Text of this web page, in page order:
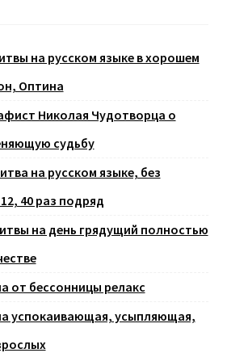
на русском языке в хорошем
Оптина
Николая Чудотворца о
судьбу
на русском языке, без
40 раз подряд
на день грядущий полностью
от бессонницы релакс
успокаивающая, усыпляющая,